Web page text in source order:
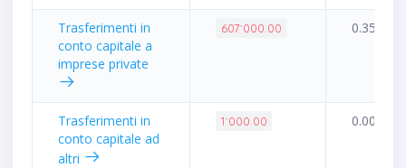
Trasferimenti in
conto capitale a
imprese private
607˙000.00 0.35%
Trasferimenti in
conto capitale ad
altri
1˙000.00 0.00%